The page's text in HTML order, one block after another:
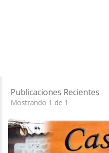
Publicaciones Recientes
Mostrando 1 de 1